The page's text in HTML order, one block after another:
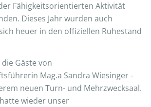
Fähigkeitsorientierten Aktivität
Dieses Jahr wurden auch
heuer in den offiziellen Ruhestand
Gäste von
Mag.a Sandra Wiesinger -
neuen Turn- und Mehrzwecksaal.
wieder unser